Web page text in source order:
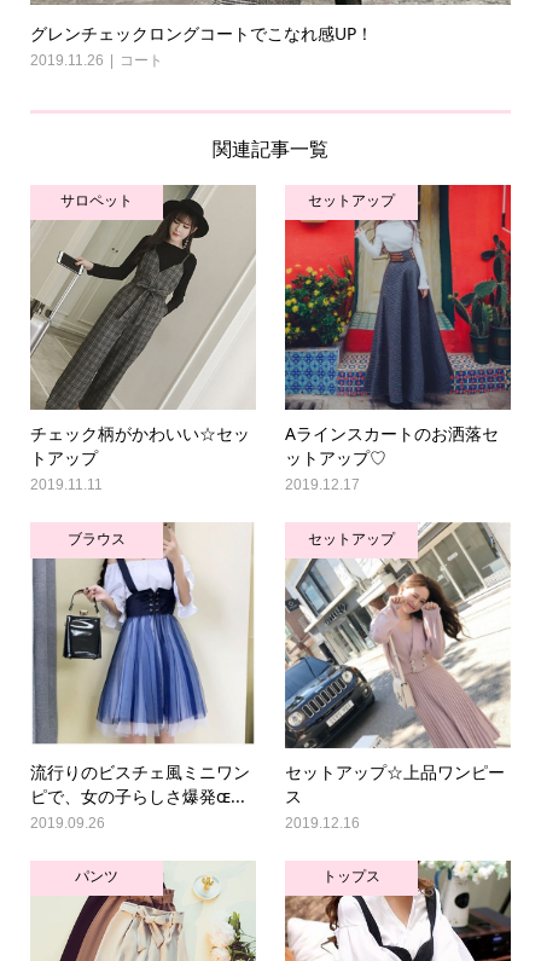
グレンチェックロングコートでこなれ感UP！
2019.11.26 コート
関連記事一覧
サロペット
チェック柄がかわいい☆セッ
トアップ
2019.11.11
セットアップ
Aラインスカートのお洒落セ
ットアップ♡
2019.12.17
ブラウス
流行りのビスチェ風ミニワン
ピで、女の子らしさ爆発ɶ...
2019.09.26
セットアップ
セットアップ☆上品ワンピー
ス
2019.12.16
パンツ トップス